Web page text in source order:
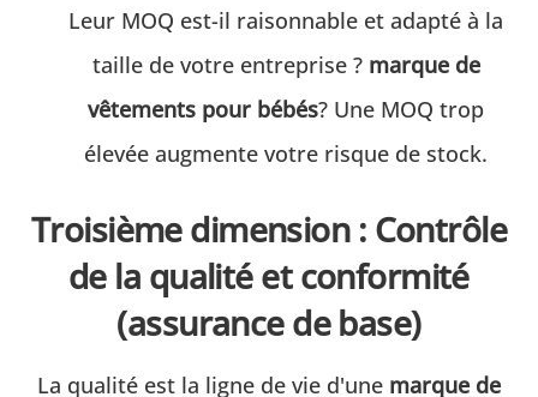
Leur MOQ est-il raisonnable et adapté à la
taille de votre entreprise ? marque de
vêtements pour bébés? Une MOQ trop
élevée augmente votre risque de stock.
Troisième dimension : Contrôle
de la qualité et conformité
(assurance de base)
La qualité est la ligne de vie d'une marque de